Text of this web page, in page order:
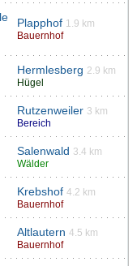
Plapphof 1.9 km
Bauernhof
Hermlesberg 2.9 km
Hügel
Rutzenweiler 3 km
Bereich
Salenwald 3.4 km
Wälder
Krebshof 4.2 km
Bauernhof
Altlautern 4.5 km
Bauernhof